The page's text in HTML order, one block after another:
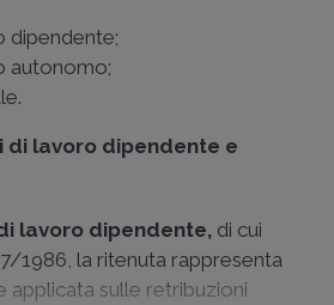
dipendente;
autonomo;
di lavoro dipendente e
lavoro dipendente, di cui
1986, la ritenuta rappresenta
applicata sulle retribuzioni